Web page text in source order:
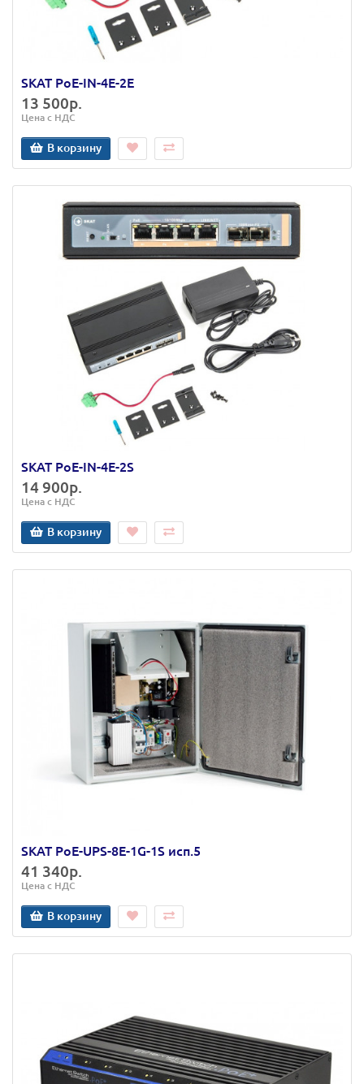
SKAT PoE-IN-4E-2E
13 500р.
Цена с НДС
В корзину
SKAT PoE-IN-4E-2S
14 900р.
Цена с НДС
В корзину
SKAT PoE-UPS-8E-1G-1S исп.5
41 340р.
Цена с НДС
В корзину